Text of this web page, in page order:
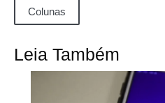
Colunas
Leia Também